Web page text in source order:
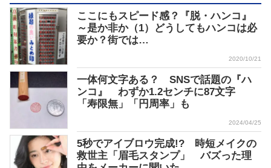
ここにもスピード感？『脱・ハンコ』
～是か非か（1）どうしてもハンコは必
要か？街では…
2020/10/21
一体何文字ある？ SNSで話題の『ハ
ンコ』 わずか1.2センチに87文字
「寿限無」「円周率」も
2024/04/25
5秒でアイブロウ完成!? 時短メイクの
救世主「眉毛スタンプ」 バズった理